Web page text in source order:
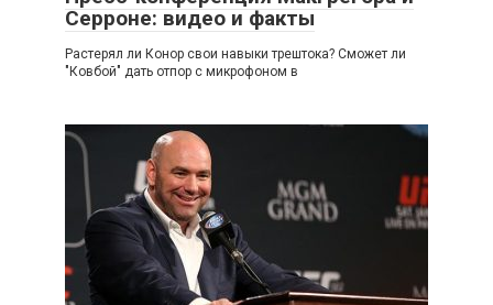
Серроне: видео и факты
Растерял ли Конор свои навыки трештока? Сможет ли
"Ковбой" дать отпор с микрофоном в